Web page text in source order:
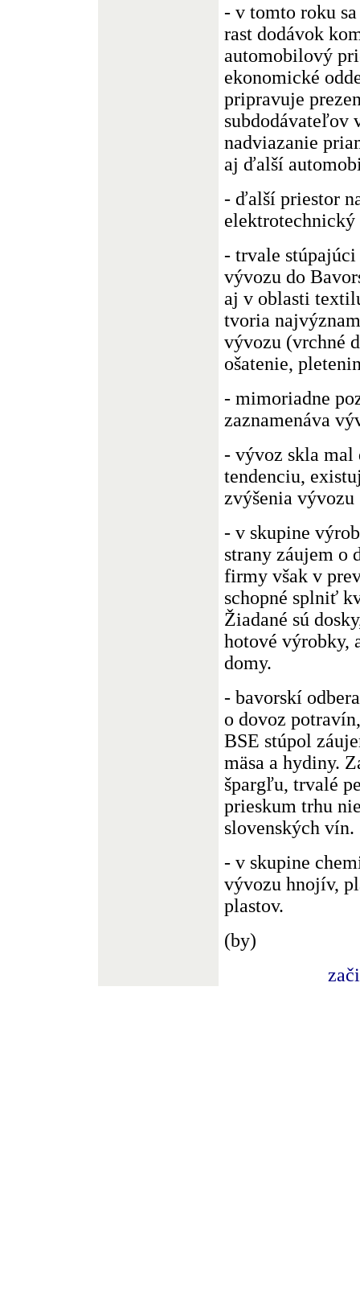
- v tomto roku
rast dodávok
automobilový
ekonomické
pripravuje
subdodávateľov
nadviazanie
aj ďalší
- ďalší priestor
- trvale stúpajúci
vývozu do
aj v oblasti
tvoria
vývozu (vrchné
ošatenie,
- mimoriadne
zaznamenáva
- vývoz skla mal
tendenciu,
zvýšenia
- v skupine
strany záujem o
firmy však v
schopné splniť
Žiadané sú
hotové výrobky,
domy.
- bavorskí
o dovoz
BSE stúpol
mäsa a hydiny.
špargľu, trvalé
prieskum trhu
slovenských vín.
- v skupine
vývozu hnojív,
plastov.
(by)